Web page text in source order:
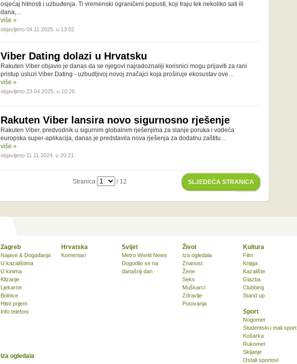
osjećaj hitnosti i uzbuđenja. Ti vremenski ograničeni popusti, koji traju tek nekoliko sati ili
dana,…
više »
objavljeno 04.11.2025. u 13:02
Viber Dating dolazi u Hrvatsku
Rakuten Viber objavio je danas da se njegovi najradoznaliji korisnici mogu prijaviti za rani
pristup usluzi Viber Dating - uzbudljivoj novoj značajci koja proširuje ekosustav ove…
više »
objavljeno 23.04.2025. u 10:26
Rakuten Viber lansira novo sigurnosno rješenje
Rakuten Viber, predvodnik u sigurnim globalnim rješenjima za slanje poruka i vodeća
europska super-aplikacija, danas je predstavila nova rješenja za dodatnu zaštitu…
više »
objavljeno 11.11.2024. u 20:21
SLJEDEĆA STRANICA
Stranica / 12
Zagreb
Najave & Događanja
U kazalištima
U kinima
Klizanje
Ljekarne
Bolnice
Hitni prijem
Info telefoni
Hrvatska
Komentari
Svijet
Metro World News
Dogodilo se na
današnji dan
Život
Iza ogledala
Znanost
Žene
Seks
Muškarci
Zdravlje
Putovanja
Kultura
Film
Knjiga
Kazalište
Glazba
Clubbing
Stand up
Sport
Nogomet
Studentski i mali sport
Košarka
Rukomet
Skijanje
Ostali sportovi
Iza ogledala